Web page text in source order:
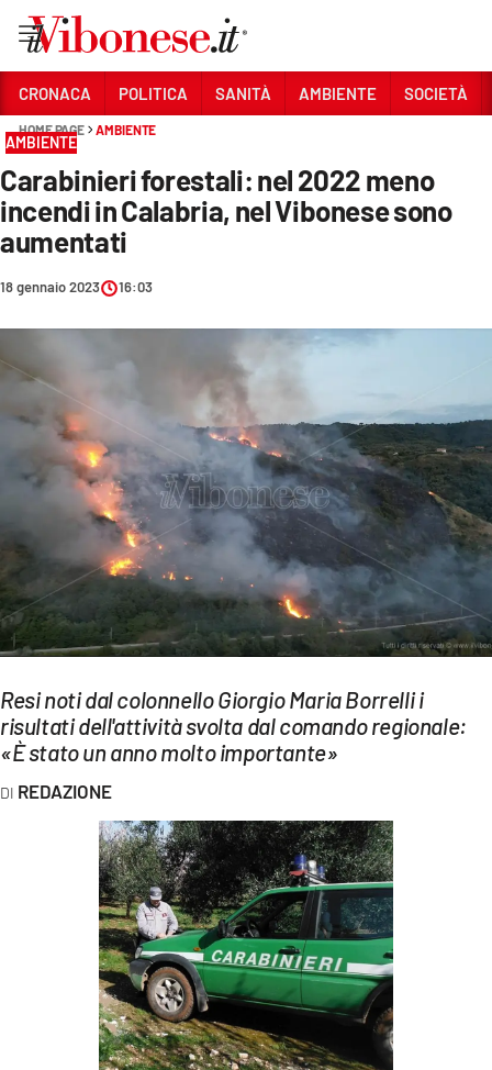
Sezioni
CRONACA
POLITICA
CULTURA
ECONOMIA E LAVORO
EVENTI
SPORT
Streaming
LAC TV
LAC NETWORK
LAC ONAIR
LACPLAY.IT
LACONAIR.IT
LACITYMAG.IT
ILREGGINO.IT
CRONACA POLITICA SANITÀ AMBIENTE SOCIETÀ
HOME PAGE AMBIENTE
AMBIENTE
Carabinieri forestali: nel 2022 meno
incendi in Calabria, nel Vibonese sono
aumentati
18 gennaio 2023 16:03
Resi noti dal colonnello Giorgio Maria Borrelli i
risultati dell'attività svolta dal comando regionale:
«È stato un anno molto importante»
REDAZIONE